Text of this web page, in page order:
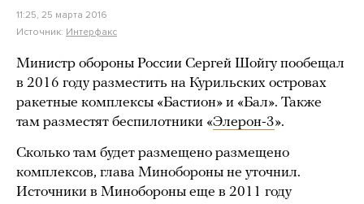
11:25, 25 марта 2016
Источник: Интерфакс
Министр обороны России Сергей Шойгу пообещал
в 2016 году разместить на Курильских островах
ракетные комплексы «Бастион» и «Бал». Также
там разместят беспилотники «Элерон-3».
Сколько там будет размещено размещено
комплексов, глава Минобороны не уточнил.
Источники в Минобороны еще в 2011 году